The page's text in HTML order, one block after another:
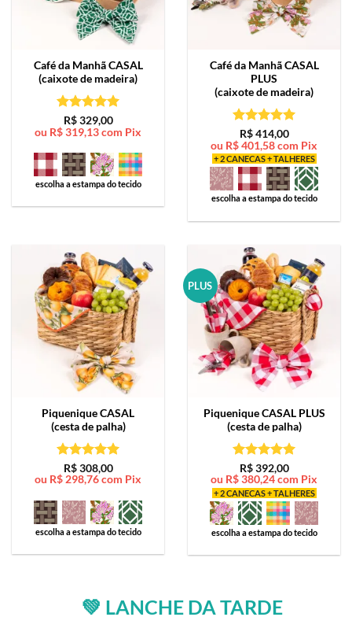
Café da ManhãCASAL
(caixote de madeira)
Avaliação5
de 5
R$329,00
ou R$319,13com Pix
escolha a estampa do tecido
Café da ManhãCASAL
PLUS
(caixote de madeira)
Avaliação5
de 5
R$414,00
ou R$401,58com Pix
+ 2 CANECAS + TALHERES
escolha a estampa do tecido
PiqueniqueCASAL
(cesta de palha)
Avaliação5
de 5
R$308,00
ou R$298,76com Pix
escolha a estampa do tecido
PLUS
PiqueniqueCASAL PLUS
(cesta de palha)
Avaliação5
de 5
R$392,00
ou R$380,24com Pix
+ 2 CANECAS + TALHERES
escolha a estampa do tecido
💚 LANCHE DA TARDE